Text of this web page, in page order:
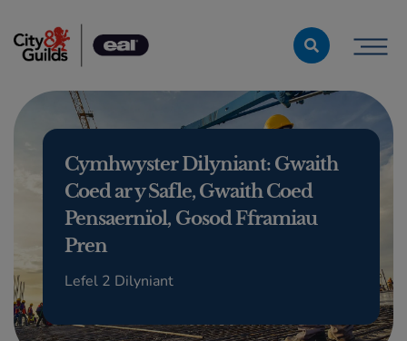
Cymhwyster Dilyniant: Gwaith
Coed ar y Safle, Gwaith Coed
Pensaernïol, Gosod Fframiau
Pren
Lefel 2 Dilyniant